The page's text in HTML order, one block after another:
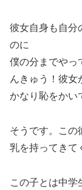
彼女自身も自分
のに
僕の分までやっ
んきゅう！彼女
かなり恥をかい
そうです。この
乳を持ってきて
この子とは中学